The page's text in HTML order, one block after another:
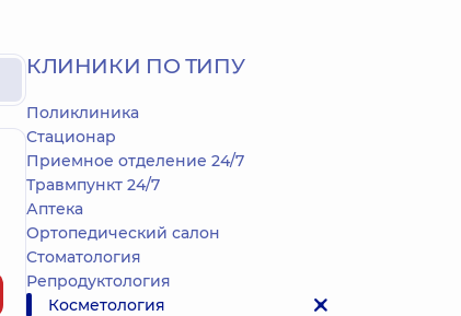
КЛИНИКИ ПО ТИПУ
Поликлиника
Стационар
Приемное отделение 24/7
Травмпункт 24/7
Аптека
Ортопедический салон
Стоматология
Репродуктология
Косметология